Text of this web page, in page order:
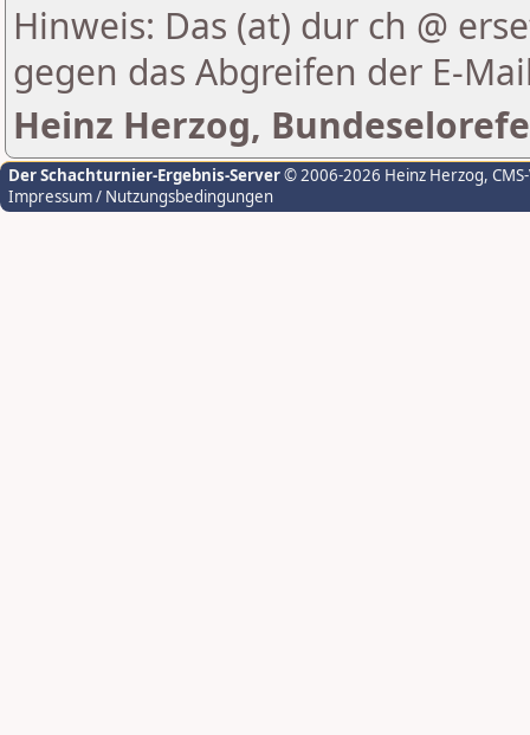
Hinweis: Das (at) dur ch @
gegen das Abgreifen der E-
Heinz Herzog,
Der Schachturnier-Ergebnis-Server© 2006-2026 Heinz Herzog,
Impressum / Nutzungsbedingungen